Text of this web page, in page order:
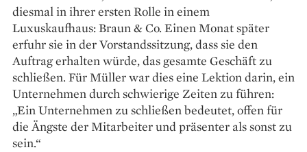
diesmal in ihrer ersten Rolle in einem
Luxuskaufhaus: Braun & Co. Einen Monat später
erfuhr sie in der Vorstandssitzung, dass sie den
Auftrag erhalten würde, das gesamte Geschäft zu
schließen. Für Müller war dies eine Lektion darin, ein
Unternehmen durch schwierige Zeiten zu führen:
„Ein Unternehmen zu schließen bedeutet, offen für
die Ängste der Mitarbeiter und präsenter als sonst zu
sein.“